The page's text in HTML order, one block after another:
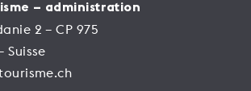
– administration
2 – CP 975
Suisse